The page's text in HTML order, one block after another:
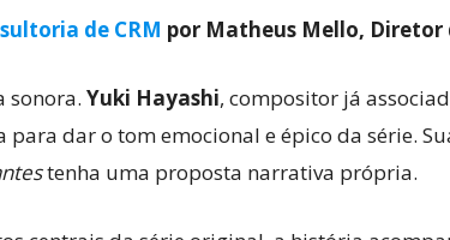
de CRM por Matheus Mello, Diretor
sonora. Yuki Hayashi, compositor já
para dar o tom emocional e épico da série.
tenha uma proposta narrativa própria.